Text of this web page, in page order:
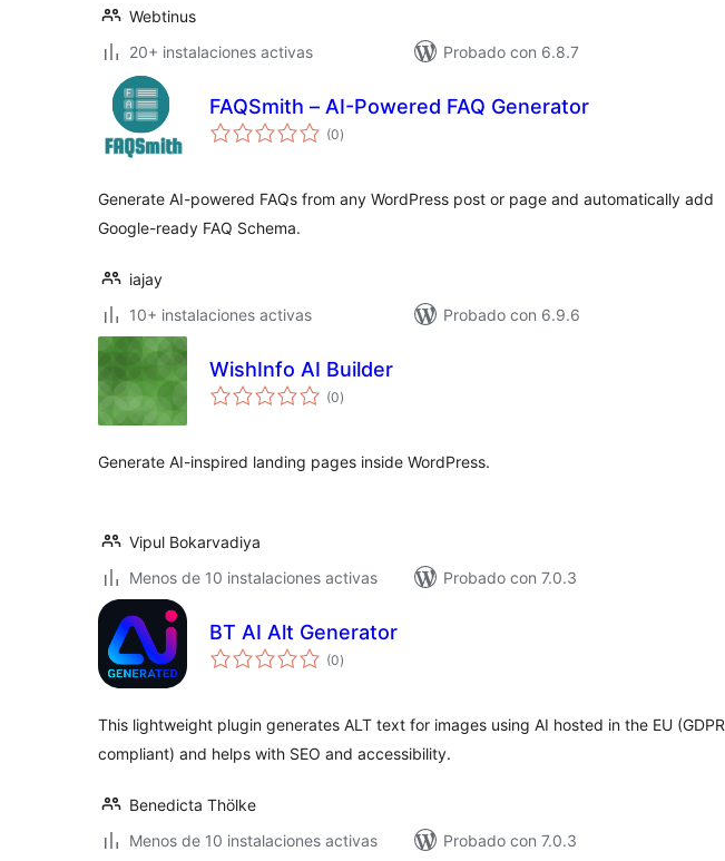
Webtinus
20+ instalaciones activas
Probado con 6.8.7
FAQSmith – AI-Powered FAQ Generator
(0total
de
)
Generate AI-powered FAQs from any WordPress post or page and automatically add
Google-ready FAQ Schema.
iajay
10+ instalaciones activas
Probado con 6.9.6
WishInfo AI Builder
(0total
de
)
Generate AI-inspired landing pages inside WordPress.
Vipul Bokarvadiya
Menos de 10 instalaciones activas
Probado con 7.0.3
BT AI Alt Generator
(0total
de
)
This lightweight plugin generates ALT text for images using AI hosted in the EU (GDPR
compliant) and helps with SEO and accessibility.
Benedicta Thölke
Menos de 10 instalaciones activas
Probado con 7.0.3